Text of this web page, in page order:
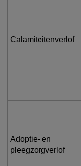
Calamiteitenverlof
Adoptie- en
pleegzorgverlof